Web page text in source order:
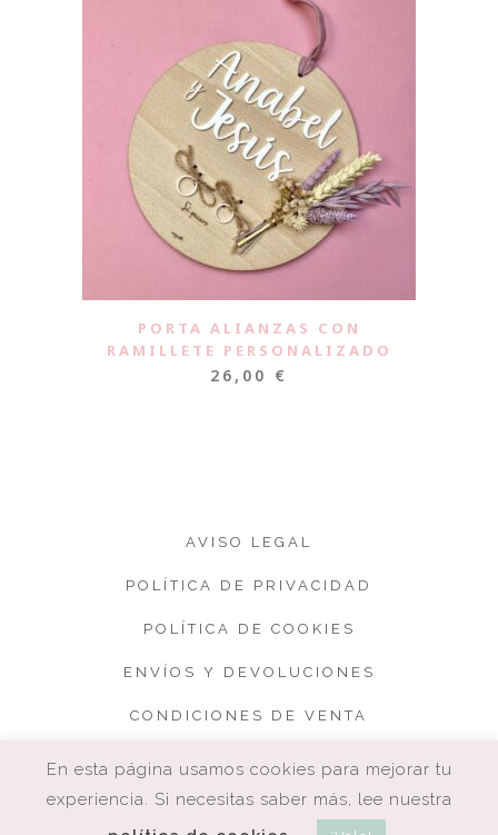
PORTA ALIANZAS CON
RAMILLETE PERSONALIZADO
26,00 €
AVISO LEGAL
POLÍTICA DE PRIVACIDAD
POLÍTICA DE COOKIES
ENVÍOS Y DEVOLUCIONES
CONDICIONES DE VENTA
En esta página usamos cookies para mejorar tu
experiencia. Si necesitas saber más, lee nuestra